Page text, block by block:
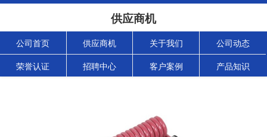
供应商机
公司首页 供应商机 关于我们 公司动态
荣誉认证 招聘中心 客户案例 产品知识